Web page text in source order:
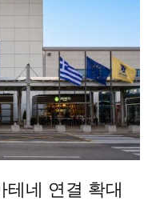
테네 연결 확대